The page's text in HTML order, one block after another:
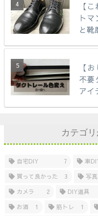
【
ト
と靴
【
不要
アイ
カテゴ
自宅DIY 7 車
買って良かった
3 写
カメラ
2 DIY道具
お酒
1 筋トレ 1